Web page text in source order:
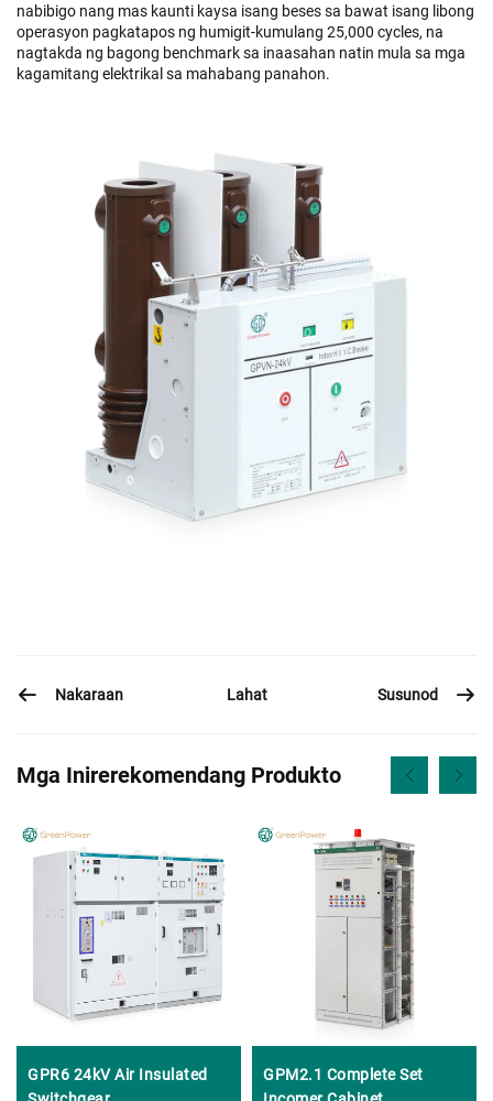
nabibigo nang mas kaunti kaysa isang beses sa bawat isang libong
operasyon pagkatapos ng humigit-kumulang 25,000 cycles, na
nagtakda ng bagong benchmark sa inaasahan natin mula sa mga
kagamitang elektrikal sa mahabang panahon.
Nakaraan Lahat Susunod
Mga Inirerekomendang Produkto
GPR6 24kV Air Insulated
GPM2.1 Complete Set